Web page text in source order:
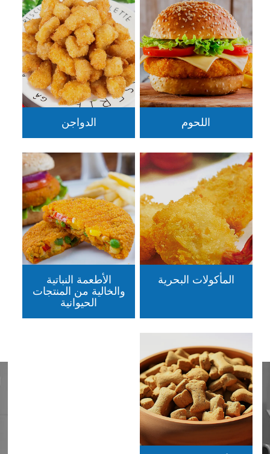
اللحوم الدواجن
المأكولات البحرية
الأطعمة النباتية
والخالية من المنتجات
الحيوانية